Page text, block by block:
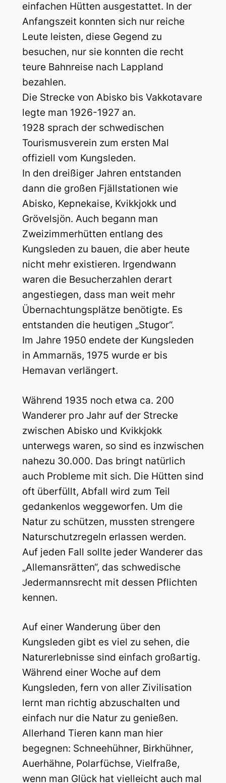
einfachen Hütten ausgestattet. In der
Anfangszeit konnten sich nur reiche
Leute leisten, diese Gegend zu
besuchen, nur sie konnten die recht
teure Bahnreise nach Lappland
bezahlen.
Die Strecke von Abisko bis Vakkotavare
legte man 1926-1927 an.
1928 sprach der schwedischen
Tourismusverein zum ersten Mal
offiziell vom Kungsleden.
In den dreißiger Jahren entstanden
dann die großen Fjällstationen wie
Abisko, Kepnekaise, Kvikkjokk und
Grövelsjön. Auch begann man
Zweizimmerhütten entlang des
Kungsleden zu bauen, die aber heute
nicht mehr existieren. Irgendwann
waren die Besucherzahlen derart
angestiegen, dass man weit mehr
Übernachtungsplätze benötigte. Es
entstanden die heutigen „Stugor“.
Im Jahre 1950 endete der Kungsleden
in Ammarnäs, 1975 wurde er bis
Hemavan verlängert.
Während 1935 noch etwa ca. 200
Wanderer pro Jahr auf der Strecke
zwischen Abisko und Kvikkjokk
unterwegs waren, so sind es inzwischen
nahezu 30.000. Das bringt natürlich
auch Probleme mit sich. Die Hütten sind
oft überfüllt, Abfall wird zum Teil
gedankenlos weggeworfen. Um die
Natur zu schützen, mussten strengere
Naturschutzregeln erlassen werden.
Auf jeden Fall sollte jeder Wanderer das
„Allemansrätten“, das schwedische
Jedermannsrecht mit dessen Pflichten
kennen.
Auf einer Wanderung über den
Kungsleden gibt es viel zu sehen, die
Naturerlebnisse sind einfach großartig.
Während einer Woche auf dem
Kungsleden, fern von aller Zivilisation
lernt man richtig abzuschalten und
einfach nur die Natur zu genießen.
Allerhand Tieren kann man hier
begegnen: Schneehühner, Birkhühner,
Auerhähne, Polarfüchse, Vielfraße,
wenn man Glück hat vielleicht auch mal